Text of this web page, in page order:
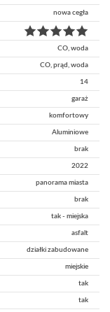
nowa cegła
CO, woda
CO, prąd, woda
14
garaż
komfortowy
Aluminiowe
brak
2022
panorama miasta
brak
tak - miejska
asfalt
działki zabudowane
miejskie
tak
tak